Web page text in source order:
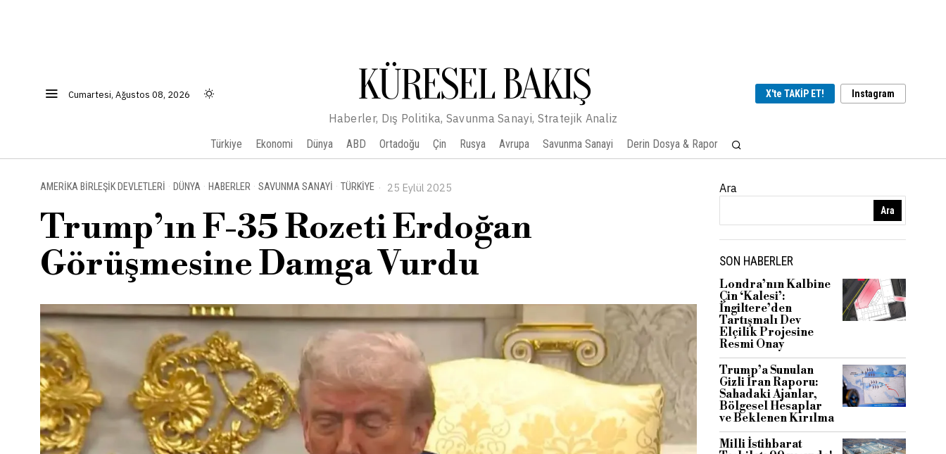
Cumartesi, Ağustos 08, 2026 KÜRESEL BAKIŞ
Haberler, Dış Politika, Savunma Sanayi, Stratejik Analiz
X'te TAKİP ET! Instagram
Türkiye Ekonomi Dünya ABD Ortadoğu Çin Rusya Avrupa Savunma Sanayi Derin Dosya & Rapor
AMERIKA BIRLEŞIK DEVLETLERI · DÜNYA · HABERLER · SAVUNMA SANAYI · TÜRKIYE 25 Eylül 2025
Trump’ın F-35 Rozeti Erdoğan
Görüşmesine Damga Vurdu
Ara
Ara
SON HABERLER
Londra’nın Kalbine
Çin ‘Kalesi’:
İngiltere’den
Tartışmalı Dev
Elçilik Projesine
Resmi Onay
Trump’a Sunulan
Gizli İran Raporu:
Sahadaki Ajanlar,
Bölgesel Hesaplar
ve Beklenen Kırılma
Milli İstihbarat